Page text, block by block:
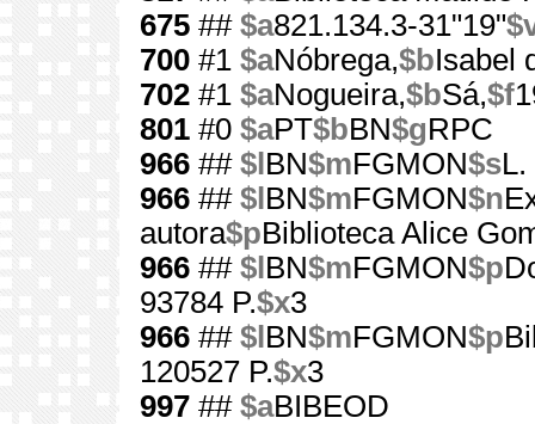
675 ## $a821.134.3-31"19"
700 #1 $aNóbrega,$bIsabel
702 #1 $aNogueira,$bSá,$f
801 #0 $aPT$bBN$gRPC
966 ## $l BN$mFGMON$sL.
966 ## $l BN$mFGMON$n
autora$pBiblioteca Alice
966 ## $l BN$mFGMON$p
93784 P.$x3
966 ## $l BN$mFGMON$p
120527 P.$x3
997 ## $aBIBEOD